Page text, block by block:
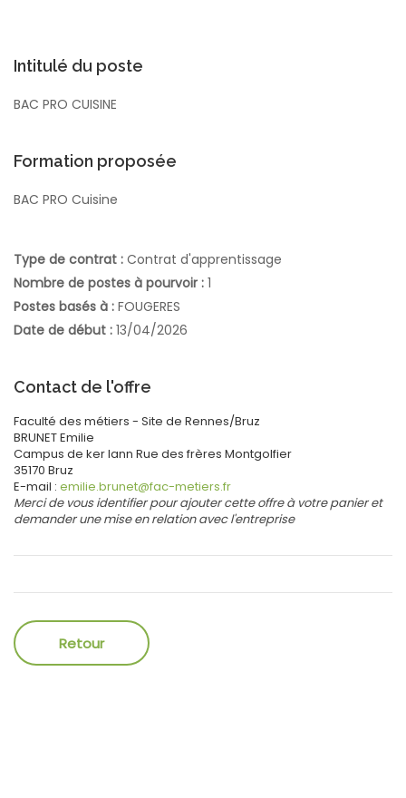
Intitulé du poste
BAC PRO CUISINE
Formation proposée
BAC PRO Cuisine
Type de contrat : Contrat d'apprentissage
Nombre de postes à pourvoir : 1
Postes basés à : FOUGERES
Date de début : 13/04/2026
Contact de l'offre
Faculté des métiers - Site de Rennes/Bruz
BRUNETEmilie
Campus de ker lann Rue des frères Montgolfier
35170 Bruz
E-mail : emilie.brunet@fac-metiers.fr
Merci de vous identifier pour ajouter cette offre à votre panier et
demander une mise en relation avec l'entreprise